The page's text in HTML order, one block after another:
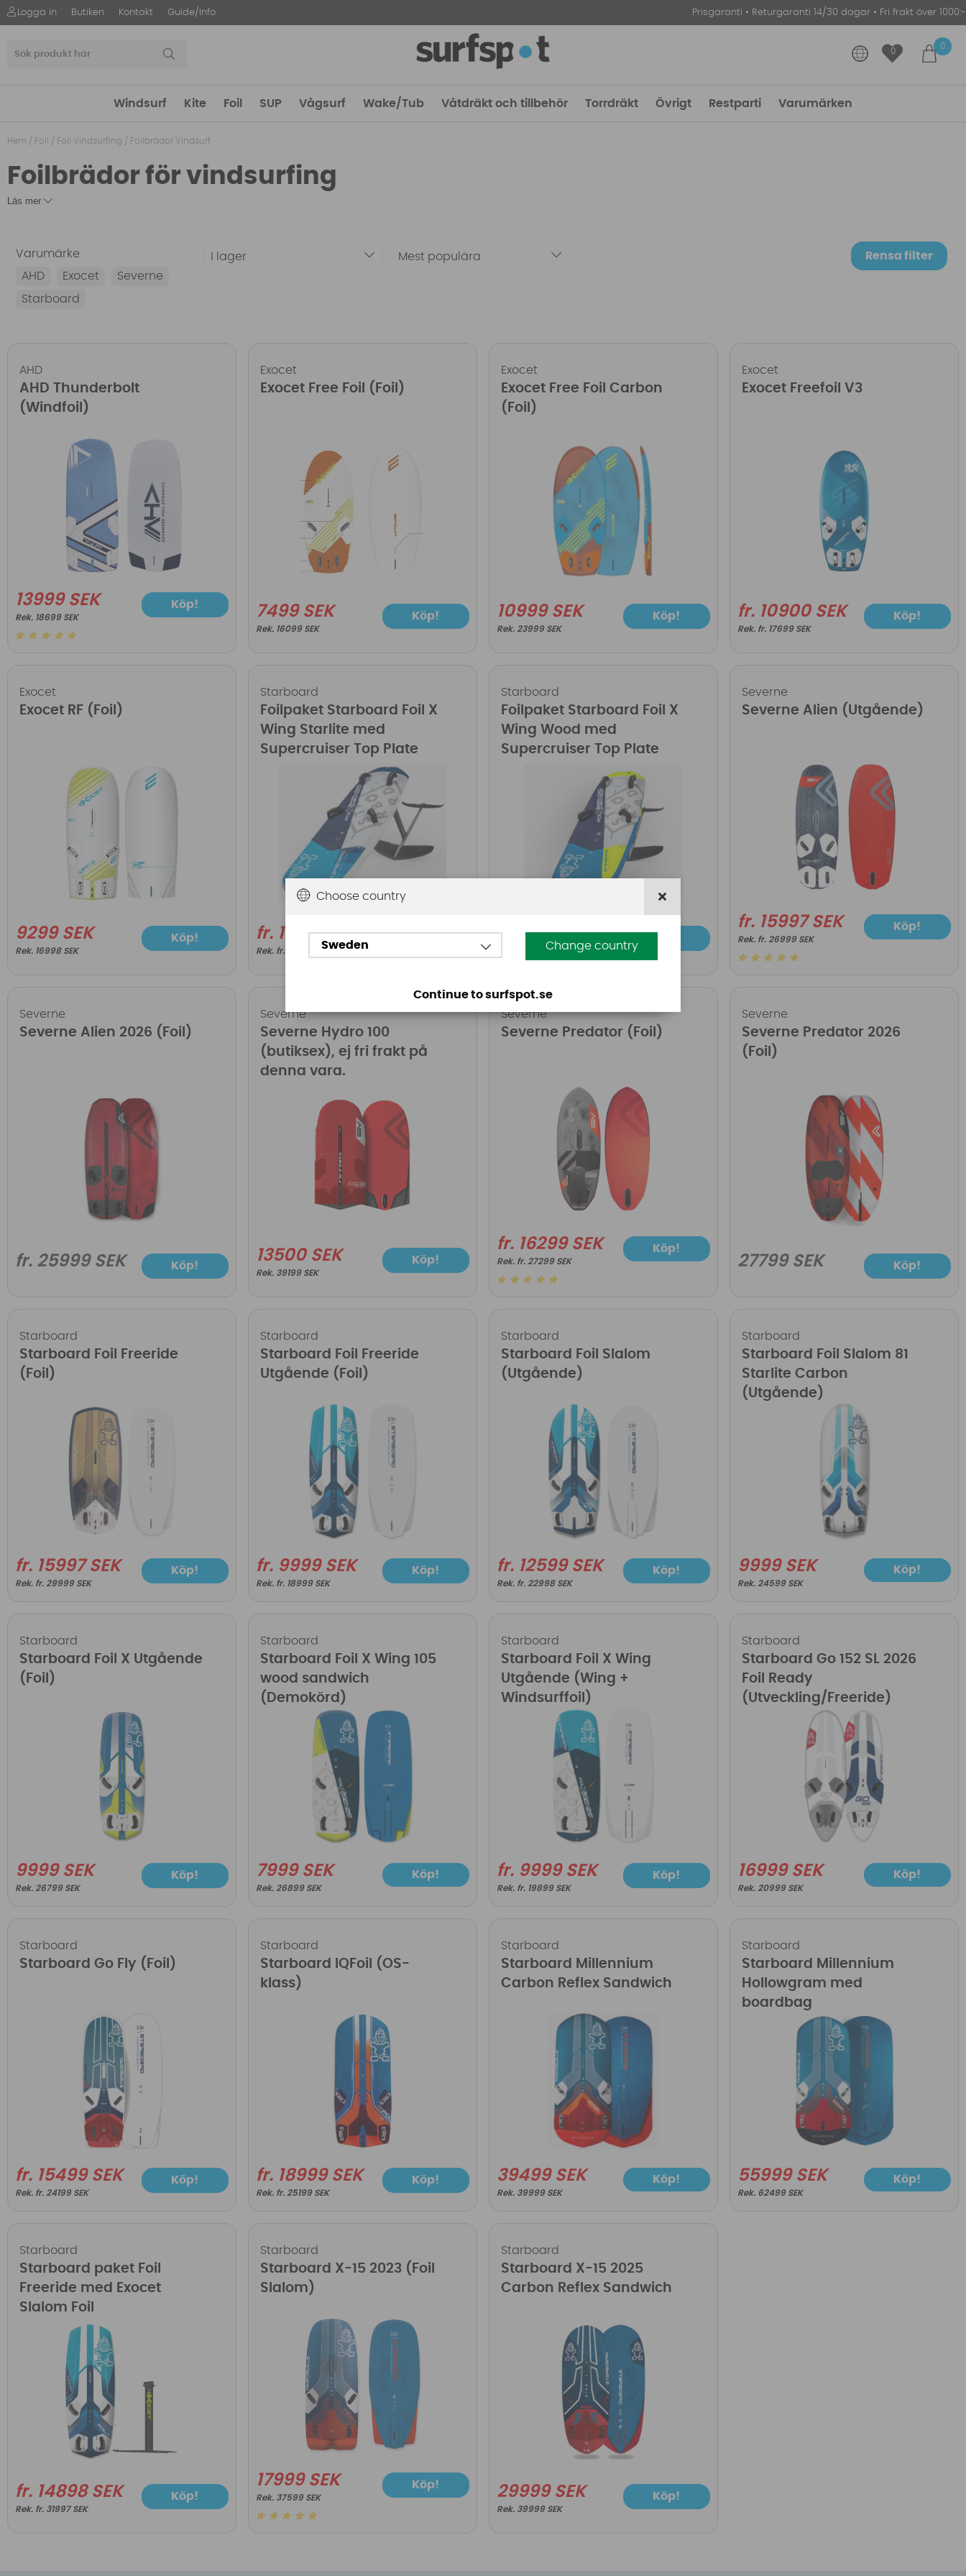
Logga in Butiken Kontakt Guide/Info Prisgaranti • Returgaranti 14/30 dagar • Fri frakt över 1000:-
0
0
Windsurf Kite Foil SUP Vågsurf Wake/Tub Våtdräkt och tillbehör Torrdräkt Övrigt Restparti Varumärken
Hem / Foil / Foil Vindsurfing / Foilbrädor Vindsurf
Foilbrädor för vindsurfing
Läs mer
Mest populära
Varumärke
AHD
Exocet
Severne
Starboard
I lager Rensa filter
AHD
AHD Thunderbolt
(Windfoil)
13999 SEK
18699 SEK
Köp!
Exocet
Exocet Free Foil (Foil)
7499 SEK
16099 SEK
Köp!
Exocet
Exocet Free Foil Carbon
(Foil)
10999 SEK
23999 SEK
Köp!
Exocet
Exocet Freefoil V3
fr. 10900 SEK
fr. 17699 SEK
Köp!
Exocet
Exocet RF (Foil)
9299 SEK
16998 SEK
Köp!
Starboard
Foilpaket Starboard Foil X
Wing Starlite med
Supercruiser Top Plate
fr. 18498 SEK
fr. 37498 SEK
Starboard
Foilpaket Starboard Foil X
Wing Wood med
Supercruiser Top Plate
fr. 17998 SEK
fr. 43898 SEK
Severne
Severne Alien (Utgående)
fr. 15997 SEK
fr. 26999 SEK
Köp!
Severne
Severne Alien 2026 (Foil)
fr. 25999 SEK Köp!
Severne
Severne Hydro 100
(butiksex), ej fri frakt på
denna vara.
13500 SEK
39199 SEK
Köp!
Severne
Severne Predator (Foil)
fr. 16299 SEK
fr. 27299 SEK
Köp!
Severne
Severne Predator 2026
(Foil)
27799 SEK Köp!
Starboard
Starboard Foil Freeride
(Foil)
fr. 15997 SEK
fr. 29999 SEK
Köp!
Starboard
Starboard Foil Freeride
Utgående (Foil)
fr. 9999 SEK
fr. 18999 SEK
Köp!
Starboard
Starboard Foil Slalom
(Utgående)
fr. 12599 SEK
fr. 22998 SEK
Köp!
Starboard
Starboard Foil Slalom 81
Starlite Carbon
(Utgående)
9999 SEK
24599 SEK
Köp!
Starboard
Starboard Foil X Utgående
(Foil)
9999 SEK
26799 SEK
Köp!
Starboard
Starboard Foil X Wing 105
wood sandwich
(Demokörd)
7999 SEK
26899 SEK
Köp!
Starboard
Starboard Foil X Wing
Utgående (Wing +
Windsurffoil)
fr. 9999 SEK
fr. 19899 SEK
Köp!
Starboard
Starboard Go 152 SL 2026
Foil Ready
(Utveckling/Freeride)
16999 SEK
20999 SEK
Köp!
Starboard
Starboard Go Fly (Foil)
fr. 15499 SEK
fr. 24199 SEK
Köp!
Starboard
Starboard IQFoil (OS-
klass)
fr. 18999 SEK
fr. 25199 SEK
Köp!
Starboard
Starboard Millennium
Carbon Reflex Sandwich
39499 SEK
39999 SEK
Köp!
Starboard
Starboard Millennium
Hollowgram med
boardbag
55999 SEK
62499 SEK
Köp!
Starboard
Starboard paket Foil
Freeride med Exocet
Slalom Foil
fr. 14898 SEK
fr. 31997 SEK
Köp!
Starboard
Starboard X-15 2023 (Foil
Slalom)
17999 SEK
37599 SEK
Köp!
Starboard
Starboard X-15 2025
Carbon Reflex Sandwich
29999 SEK
39999 SEK
Köp!
Choose country
Sweden Change country
Continue to surfspot.se